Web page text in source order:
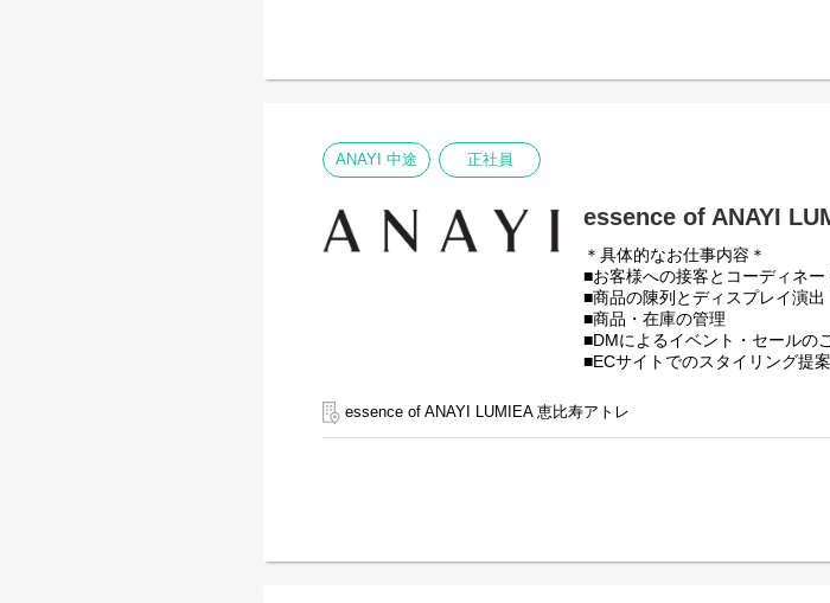
ANAYI 中途 正社員
essence of ANAYI
＊具体的なお仕事内容＊
■お客様への接客とコーディネー
■商品の陳列とディスプレイ演出
■商品・在庫の管理
■DMによるイベント・セールの
■ECサイトでのスタイリング提案
★ホームページではスタッフお
※試用期間：入社後6ヶ月間（待
essence of ANAYI LUMIEA 恵比寿アトレ